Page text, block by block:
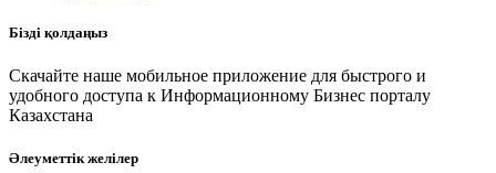
Бізді қолдаңыз
Скачайте наше мобильное приложение для быстрого и
удобного доступа к Информационному Бизнес порталу
Казахстана
Әлеуметтік желілер